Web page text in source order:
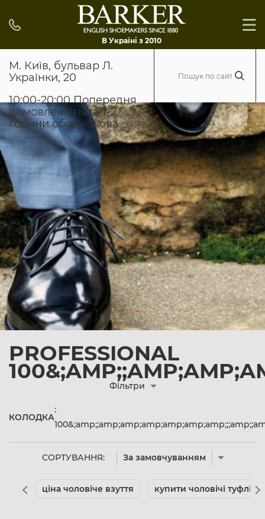
В Україні з 2010
М. Київ, бульвар Л.
Українки, 20
10:00-20:00 Попередня
домовленість за 1-2
години обов'язкова
PROFESSIONAL
СОРТУВАННЯ: За замовчуванням
Фільтри
КОЛОДКА
:
ціна чоловіче взуття купити чоловічі туфлі